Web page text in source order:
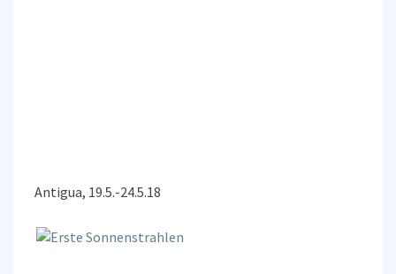
Antigua, 19.5.-24.5.18